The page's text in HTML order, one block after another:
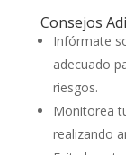
Consejos
Infórmate
adecuado
riesgos.
Monitorea
realizando